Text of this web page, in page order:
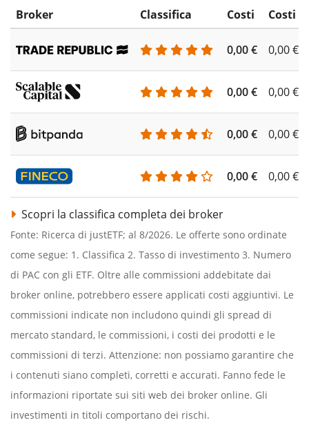
Broker Classifica Costi Costi
0,00 € 0,00 €
0,00 € 0,00 €
0,00 € 0,00 €
0,00 € 0,00 €
Scopri la classifica completa dei broker
Fonte: Ricerca di justETF; al 8/2026. Le offerte sono ordinate
come segue: 1. Classifica 2. Tasso di investimento 3. Numero
di PAC con gli ETF. Oltre alle commissioni addebitate dai
broker online, potrebbero essere applicati costi aggiuntivi. Le
commissioni indicate non includono quindi gli spread di
mercato standard, le commissioni, i costi dei prodotti e le
commissioni di terzi. Attenzione: non possiamo garantire che
i contenuti siano completi, corretti e accurati. Fanno fede le
informazioni riportate sui siti web dei broker online. Gli
investimenti in titoli comportano dei rischi.